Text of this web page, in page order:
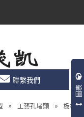
聯繫我們
» 工藝孔堵頭 » 板材工
圖表